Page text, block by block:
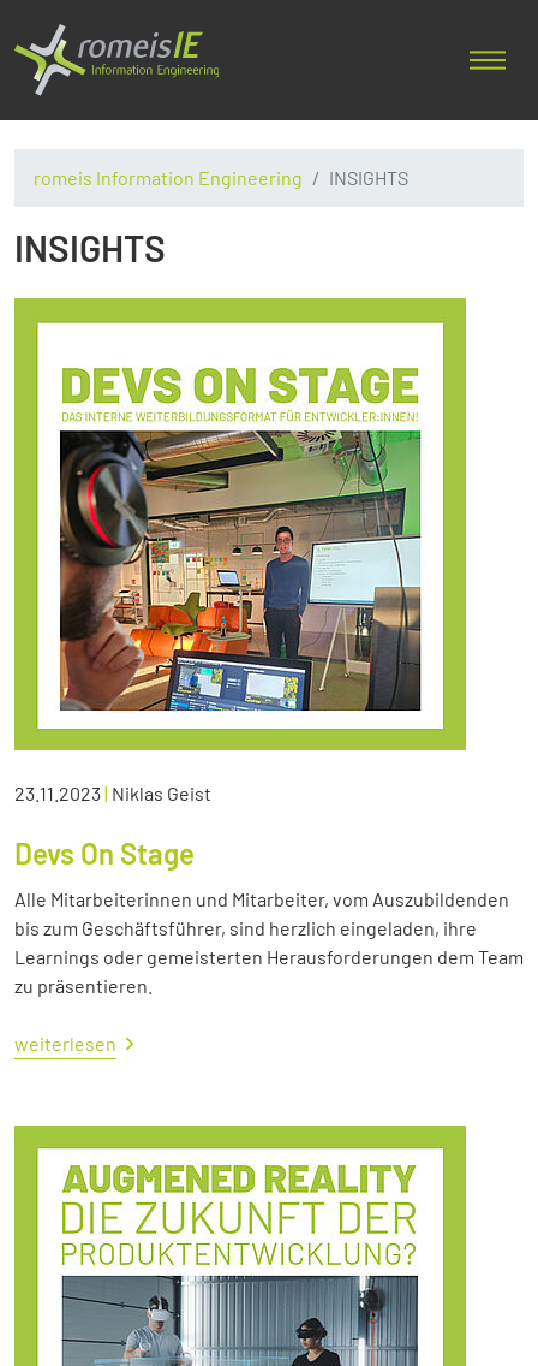
romeis Information Engineering INSIGHTS
INSIGHTS
23.11.2023| Niklas Geist
Devs On Stage
Alle Mitarbeiterinnen und Mitarbeiter, vom Auszubildenden
bis zum Geschäftsführer, sind herzlich eingeladen, ihre
Learnings oder gemeisterten Herausforderungen dem Team
zu präsentieren.
weiterlesen